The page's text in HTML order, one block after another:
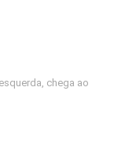
chega ao